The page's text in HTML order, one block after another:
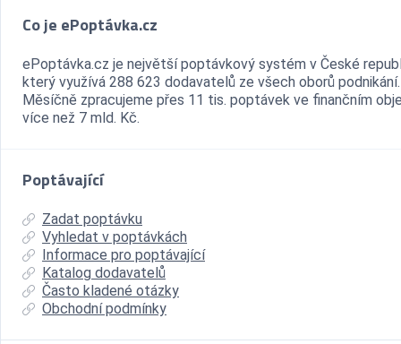
Co je ePoptávka.cz
ePoptávka.cz je největší poptávkový systém v České
který využívá 288 623 dodavatelů ze všech oborů podnikání.
Měsíčně zpracujeme přes 11 tis. poptávek ve finančním
více než 7 mld. Kč.
Poptávající
Zadat poptávku
Vyhledat v poptávkách
Informace pro poptávající
Katalog dodavatelů
Často kladené otázky
Obchodní podmínky